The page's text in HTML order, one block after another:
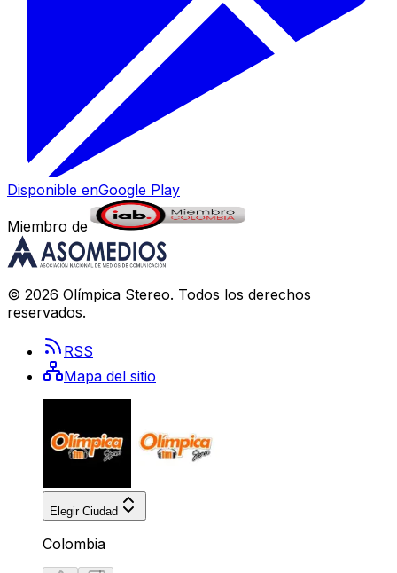
Disponible enGoogle Play
Miembro de
© 2026 Olímpica Stereo. Todos los derechos
reservados.
RSS
Mapa del sitio
Elegir Ciudad
Colombia